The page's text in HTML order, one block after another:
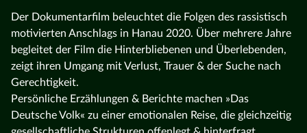
Der Dokumentarfilm beleuchtet die Folgen des rassistisch
motivierten Anschlags in Hanau 2020. Über mehrere Jahre
begleitet der Film die Hinterbliebenen und Überlebenden,
zeigt ihren Umgang mit Verlust, Trauer & der Suche nach
Gerechtigkeit.
Persönliche Erzählungen & Berichte machen »Das
Deutsche Volk« zu einer emotionalen Reise, die gleichzeitig